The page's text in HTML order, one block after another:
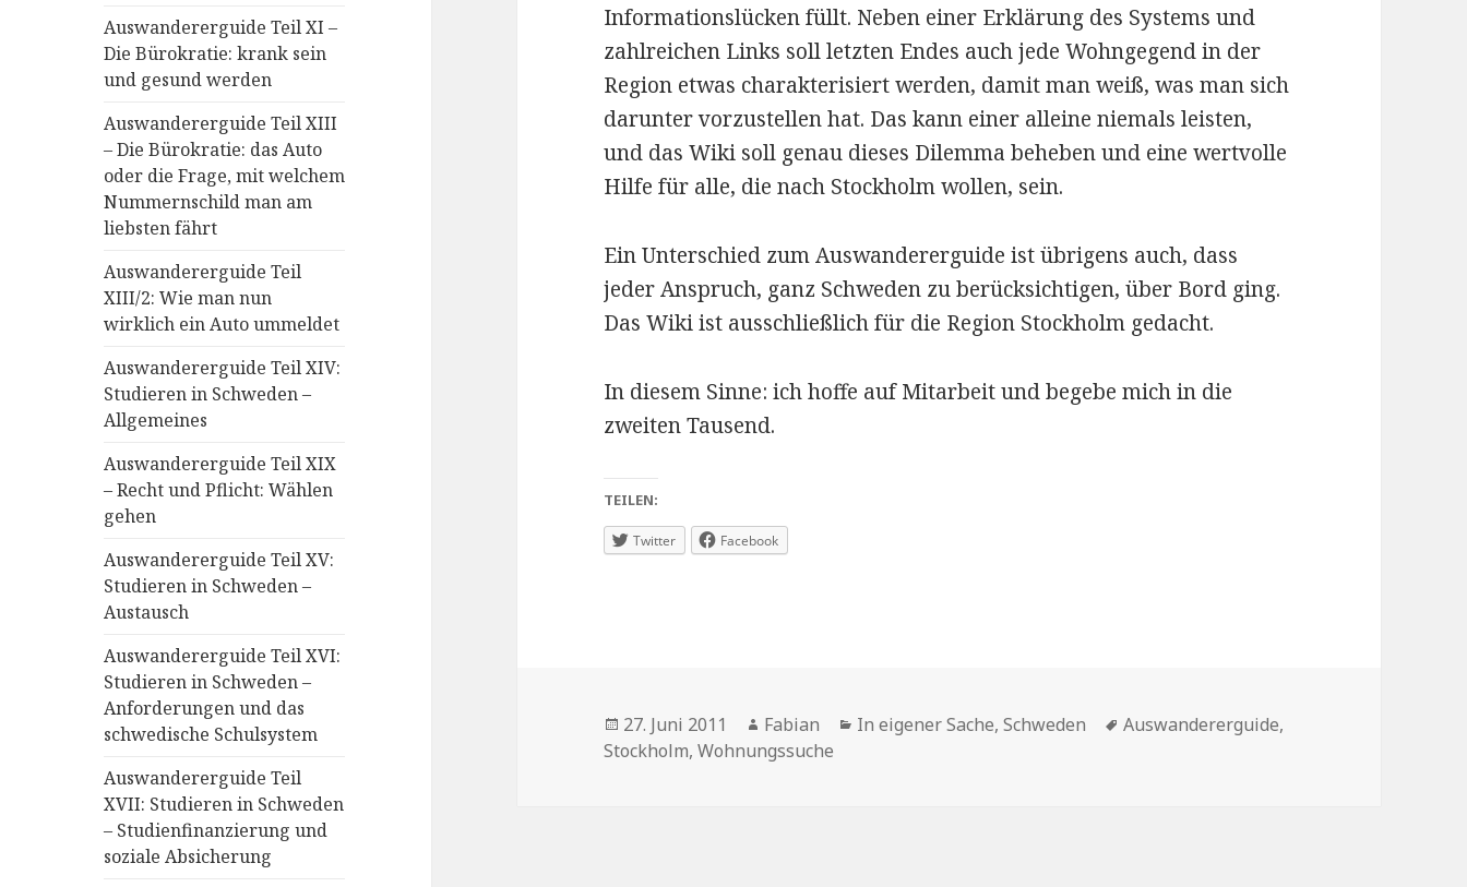
Auswandererguide Teil XI –
Die Bürokratie: krank sein
und gesund werden
Auswandererguide Teil XIII
– Die Bürokratie: das Auto
oder die Frage, mit welchem
Nummernschild man am
liebsten fährt
Auswandererguide Teil
XIII/2: Wie man nun
wirklich ein Auto ummeldet
Auswandererguide Teil XIV:
Studieren in Schweden –
Allgemeines
Auswandererguide Teil XIX
– Recht und Pflicht: Wählen
gehen
Auswandererguide Teil XV:
Studieren in Schweden –
Austausch
Auswandererguide Teil XVI:
Studieren in Schweden –
Anforderungen und das
schwedische Schulsystem
Auswandererguide Teil
XVII: Studieren in Schweden
– Studienfinanzierung und
soziale Absicherung
Informationslücken füllt. Neben einer Erklärung des Systems und
zahlreichen Links soll letzten Endes auch jede Wohngegend in der
Region etwas charakterisiert werden, damit man weiß, was man sich
darunter vorzustellen hat. Das kann einer alleine niemals leisten,
und das Wiki soll genau dieses Dilemma beheben und eine wertvolle
Hilfe für alle, die nach Stockholm wollen, sein.
Ein Unterschied zum Auswandererguide ist übrigens auch, dass
jeder Anspruch, ganz Schweden zu berücksichtigen, über Bord ging.
Das Wiki ist ausschließlich für die Region Stockholm gedacht.
In diesem Sinne: ich hoffe auf Mitarbeit und begebe mich in die
zweiten Tausend.
TEILEN:
Twitter Facebook
Veröffentlicht
am
27. Juni 2011 Autor
Fabian Kategorien
In eigener Sache,Schweden Schlagwörter
Auswandererguide,
Stockholm,Wohnungssuche